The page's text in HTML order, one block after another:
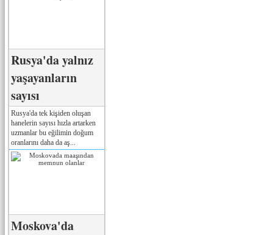
Rusya'da yalnız
yaşayanların
sayısı
Rusya'da tek kişiden oluşan
hanelerin sayısı hızla artarken
uzmanlar bu eğilimin doğum
oranlarını daha da aş...
Moskova'da